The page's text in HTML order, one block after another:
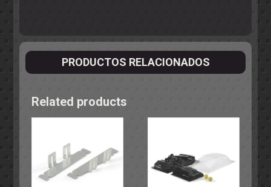
PRODUCTOS RELACIONADOS
Related products